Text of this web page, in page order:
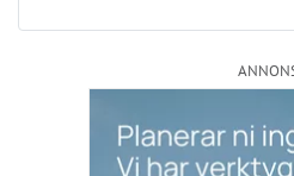
rättvis fördelning mellan
CoLin Fastighetsservice har
traditionell fastighetsförvaltning
och ronderingar till teknisk